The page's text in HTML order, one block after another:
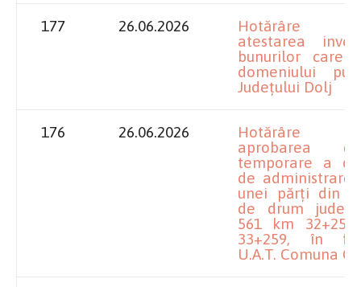
177 26.06.2026
Hotărâre
atestarea
bunurilor care
domeniului
Județului Dolj
176 26.06.2026
Hotărâre
aprobarea
temporare a
de administrare
unei părți din
de drum
561 km
33+259, în
U.A.T. Comuna